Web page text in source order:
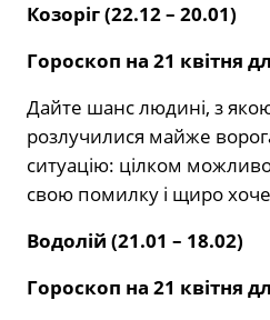
Козоріг (22.12 – 20.01)
Гороскоп на 21 квітня
Дайте шанс людині, з
розлучилися майже
ситуацію: цілком
свою помилку і щиро
Водолій (21.01 – 18.02)
Гороскоп на 21 квітня